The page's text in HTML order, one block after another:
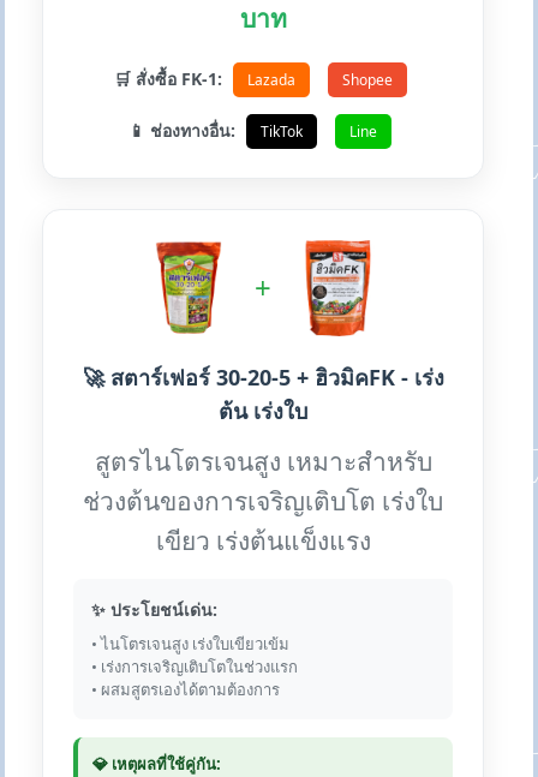
บาท
🛒 สั่งซื้อ FK-1: Lazada Shopee
📱 ช่องทางอื่น: TikTok Line
+
🚀 สตาร์เฟอร์ 30-20-5 + ฮิวมิคFK - เร่ง
ต้น เร่งใบ
สูตรไนโตรเจนสูง เหมาะสำหรับ
ช่วงต้นของการเจริญเติบโต เร่งใบ
เขียว เร่งต้นแข็งแรง
✨ ประโยชน์เด่น:
• ไนโตรเจนสูง เร่งใบเขียวเข้ม
• เร่งการเจริญเติบโตในช่วงแรก
• ผสมสูตรเองได้ตามต้องการ
💎 เหตุผลที่ใช้คู่กัน: